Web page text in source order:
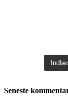
Seneste